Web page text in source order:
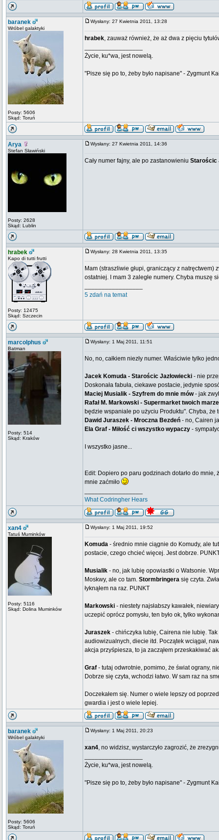
baranek
Wróbel galaktyki
Posty: 5606
Skąd: Toruń
Wysłany: 27 Kwietnia 2011, 13:28
hrabek, zauważ również, że aż dwa z pięciu
Życie, ku*wa, jest nowelą.
"Pisze się po to, żeby było napisane" - Zygmunt
Arya
Stefan Sławiński
Posty: 2628
Skąd: Lublin
Wysłany: 27 Kwietnia 2011, 14:36
Cały numer fajny, ale po zastanowieniu Starościc
hrabek
Kapo di tutti frutti
Posty: 12475
Skąd: Szczecin
Wysłany: 28 Kwietnia 2011, 13:35
Mam (straszliwie głupi, graniczący z
ostatniej. I mam 3 zaległe numery. Chyba muszę
5 zdań na temat
marcolphus
Batman
Posty: 514
Skąd: Kraków
Wysłany: 1 Maj 2011, 11:51
No, no, całkiem niezły numer. Właściwie tylko
Jacek Komuda - Starościc Jazłowiecki - nie
Doskonała fabuła, ciekawe postacie, jedynie
Maciej Musialik - Szyfrem do mnie mów- jak
Rafał M. Markowski - Supermarket twoich
będzie wspaniale po użyciu Produktu". Chyba, że
Dawid Juraszek - Mroczna Bezdeń - no, Cairen
Ela Graf - Miłość ci wszystko wypaczy -
I wszystko jasne...
Edit: Dopiero po paru godzinach dotarło do
mnie zaćmiło
What Codringher Hears
xan4
Tatuś Muminków
Posty: 5116
Skąd: Dolina Muminków
Wysłany: 1 Maj 2011, 19:52
Komuda - średnio mnie ciągnie do Komudy, ale
postacie, czego chcieć więcej. Jest dobrze.
Musialik - no, jak lubię opowiastki o Watsonie.
Moskwy, ale co tam. Stormbringera się czyta.
łyknąłem na raz. PUNKT
Markowski - niestety najsłabszy kawałek,
uczepić oprócz pomysłu, ten było ok, tylko
Juraszek - chińczyka lubię, Cairena nie lubię.
audiowizualnych, diecie itd. Początek wciągał,
akcja przyśpiesza, to ja zacząłem przeskakiwać
Graf - tutaj odwrotnie, pomimo, że świat ograny,
Dobrze się czyta, wchodzi łatwo. W sam raz na
Doczekałem się. Numer o wiele lepszy od
gwardia i jest o wiele lepiej.
baranek
Wróbel galaktyki
Posty: 5606
Skąd: Toruń
Wysłany: 1 Maj 2011, 20:23
xan4, no widzisz, wystarczyło zagrozić, że
Życie, ku*wa, jest nowelą.
"Pisze się po to, żeby było napisane" - Zygmunt